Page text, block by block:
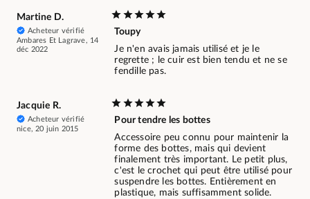
Martine D.
Acheteur vérifié
Ambares Et Lagrave, 14
déc 2022
Toupy
Je n'en avais jamais utilisé et je le
regrette ; le cuir est bien tendu et ne se
fendille pas.
Jacquie R.
Acheteur vérifié
nice, 20 juin 2015
Pour tendre les bottes
Accessoire peu connu pour maintenir la
forme des bottes, mais qui devient
finalement très important. Le petit plus,
c'est le crochet qui peut être utilisé pour
suspendre les bottes. Entièrement en
plastique, mais suffisamment solide.